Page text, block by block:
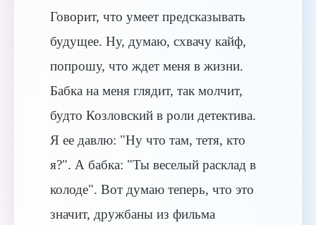
Говорит, что умеет предсказывать
будущее. Ну, думаю, схвачу кайф,
попрошу, что ждет меня в жизни.
Бабка на меня глядит, так молчит,
будто Козловский в роли детектива.
Я ее давлю: "Ну что там, тетя, кто
я?". А бабка: "Ты веселый расклад в
колоде". Вот думаю теперь, что это
значит, дружбаны из фильма